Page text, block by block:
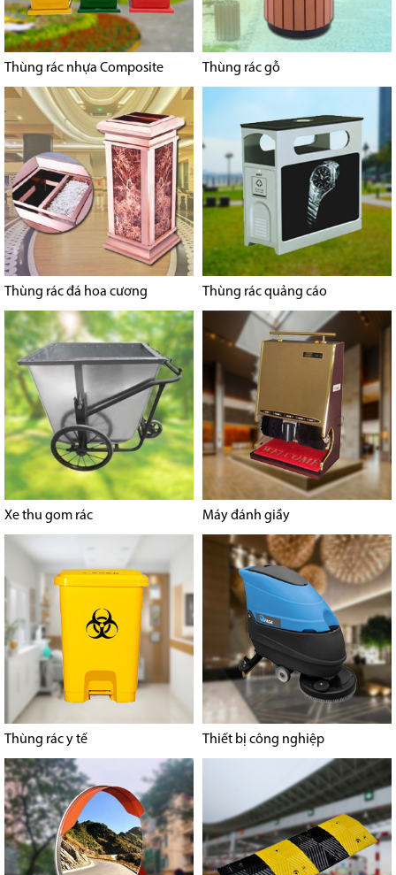
Thùng rác nhựa Composite Thùng rác gỗ
Thùng rác đá hoa cương Thùng rác quảng cáo
Xe thu gom rác Máy đánh giầy
Thùng rác y tế Thiết bị công nghiệp